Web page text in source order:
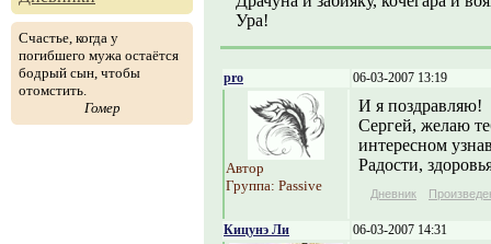
Счастье, когда у
погибшего мужа остаётся
бодрый сын, чтобы
отомстить.
Гомер
Ура!
pro 06-03-2007 13:19
Автор
Группа: Passive
И я поздравляю!
Сергей, желаю
интересном
Радости,
Дневник
Кицунэ Ли 06-03-2007 14:31